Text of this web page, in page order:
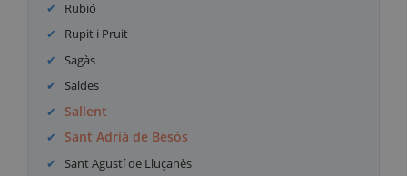
Rubió
Rupit i Pruit
Sagàs
Saldes
Sallent
Sant Adrià de Besòs
Sant Agustí de Lluçanès